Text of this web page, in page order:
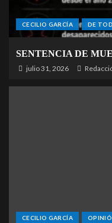
CECILIO GARCÍA DE
SENTENCIA DE
julio 31, 2026
CECILIO GARCÍA